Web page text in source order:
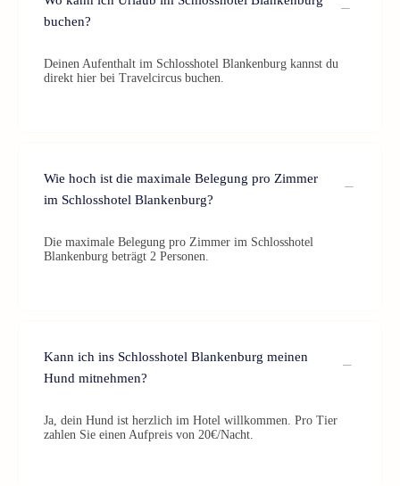
buchen?
Deinen Aufenthalt im Schlosshotel Blankenburg kannst du
direkt hier bei Travelcircus buchen.
Wie hoch ist die maximale Belegung pro Zimmer
im Schlosshotel Blankenburg?
Die maximale Belegung pro Zimmer im Schlosshotel
Blankenburg beträgt 2 Personen.
Kann ich ins Schlosshotel Blankenburg meinen
Hund mitnehmen?
Ja, dein Hund ist herzlich im Hotel willkommen. Pro Tier
zahlen Sie einen Aufpreis von 20€/Nacht.